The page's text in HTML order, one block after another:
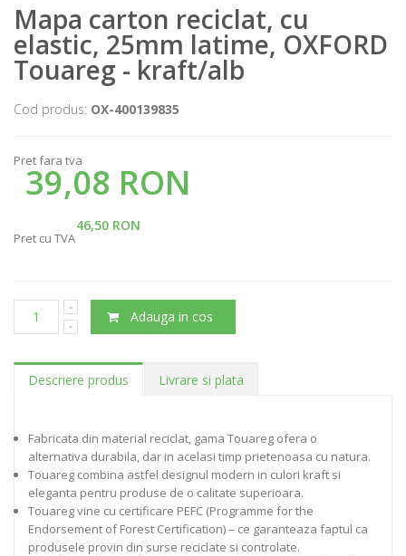
Mapa carton reciclat, cu
elastic, 25mm latime, OXFORD
Touareg - kraft/alb
Cod produs: OX-400139835
Pret fara tva
39,08 RON
46,50 RON
Pret cu TVA
Adauga in cos
Descriere produs Livrare si plata
Fabricata din material reciclat, gama Touareg ofera o
alternativa durabila, dar in acelasi timp prietenoasa cu natura.
Touareg combina astfel designul modern in culori kraft si
eleganta pentru produse de o calitate superioara.
Touareg vine cu certificare PEFC (Programme for the
Endorsement of Forest Certification) – ce garanteaza faptul ca
produsele provin din surse reciclate si controlate.